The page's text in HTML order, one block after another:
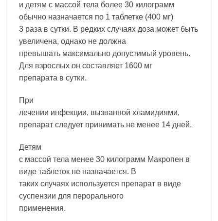
и детям с массой тела более 30 килограмм
обычно назначается по 1 таблетке (400 мг)
3 раза в сутки. В редких случаях доза может быть
увеличена, однако не должна
превышать максимально допустимый уровень.
Для взрослых он составляет 1600 мг
препарата в сутки.
При
лечении инфекции, вызванной хламидиями,
препарат следует принимать не менее 14 дней.
Детям
с массой тела менее 30 килограмм Макропен в
виде таблеток не назначается. В
таких случаях используется препарат в виде
суспензии для перорального
применения.